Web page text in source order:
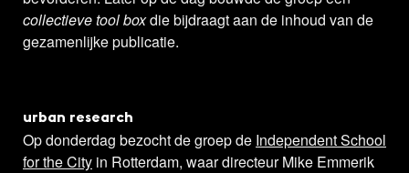
collectieve tool boxdie bijdraagt aan de inhoud van de
gezamenlijke publicatie.
urban research
Op donderdag bezocht de groep de Independent School
for the City in Rotterdam, waar directeur Mike Emmerik